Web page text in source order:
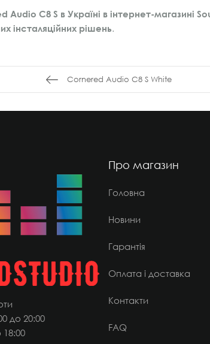
Audio C8 S в Україні в інтернет-магазині
інсталяційних рішень.
Cornered Audio C8 S White
до 20:00
18:00
Про магазин
Головна
Новини
Гарантія
Оплата і доставка
Контакти
FAQ